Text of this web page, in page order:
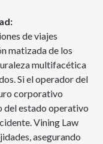
de viajes
matizada de los
multifacética
Si el operador del
corporativo
del estado operativo
Vining Law
asegurando